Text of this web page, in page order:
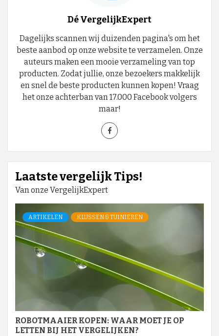
Dé VergelijkExpert
Dagelijks scannen wij duizenden pagina's om het
beste aanbod op onze website te verzamelen. Onze
auteurs maken een mooie verzameling van top
producten. Zodat jullie, onze bezoekers makkelijk
en snel de beste producten kunnen kopen! Vraag
het onze achterban van 17.000 Facebook volgers
maar!
Laatste vergelijk Tips!
Van onze VergelijkExpert
ARTIKELEN KLUSSEN & TUINIEREN
ROBOTMAAIER KOPEN: WAAR MOET JE OP
LETTEN BIJ HET VERGELIJKEN?